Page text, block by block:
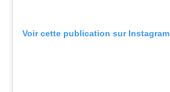
Voir cette publication sur Instagram